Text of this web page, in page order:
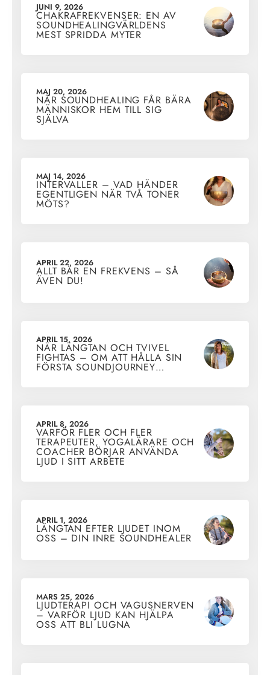
JUNI 9, 2026
CHAKRAFREKVENSER: EN AV
SOUNDHEALINGVÄRLDENS
MEST SPRIDDA MYTER
MAJ 20, 2026
NÄR SOUNDHEALING FÅR BÄRA
MÄNNISKOR HEM TILL SIG
SJÄLVA
MAJ 14, 2026
INTERVALLER – VAD HÄNDER
EGENTLIGEN NÄR TVÅ TONER
MÖTS?
APRIL 22, 2026
ALLT BÄR EN FREKVENS – SÅ
ÄVEN DU!
APRIL 15, 2026
NÄR LÄNGTAN OCH TVIVEL
FIGHTAS – OM ATT HÅLLA SIN
FÖRSTA SOUNDJOURNEY…
APRIL 8, 2026
VARFÖR FLER OCH FLER
TERAPEUTER, YOGALÄRARE OCH
COACHER BÖRJAR ANVÄNDA
LJUD I SITT ARBETE
APRIL 1, 2026
LÄNGTAN EFTER LJUDET INOM
OSS – DIN INRE SOUNDHEALER
MARS 25, 2026
LJUDTERAPI OCH VAGUSNERVEN
– VARFÖR LJUD KAN HJÄLPA
OSS ATT BLI LUGNA